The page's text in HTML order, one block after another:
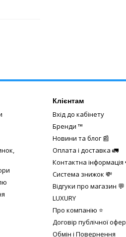
Клієнтам
Вхід до кабінету
Бренди ™️
Новини та блог 📰
Оплата і доставка 🚛
Контактна інформація
Система знижок 💸
Відгуки про магазин 💬
LUXURY
Про компанію ⭐
Договір публічної
Обмін і Повернення